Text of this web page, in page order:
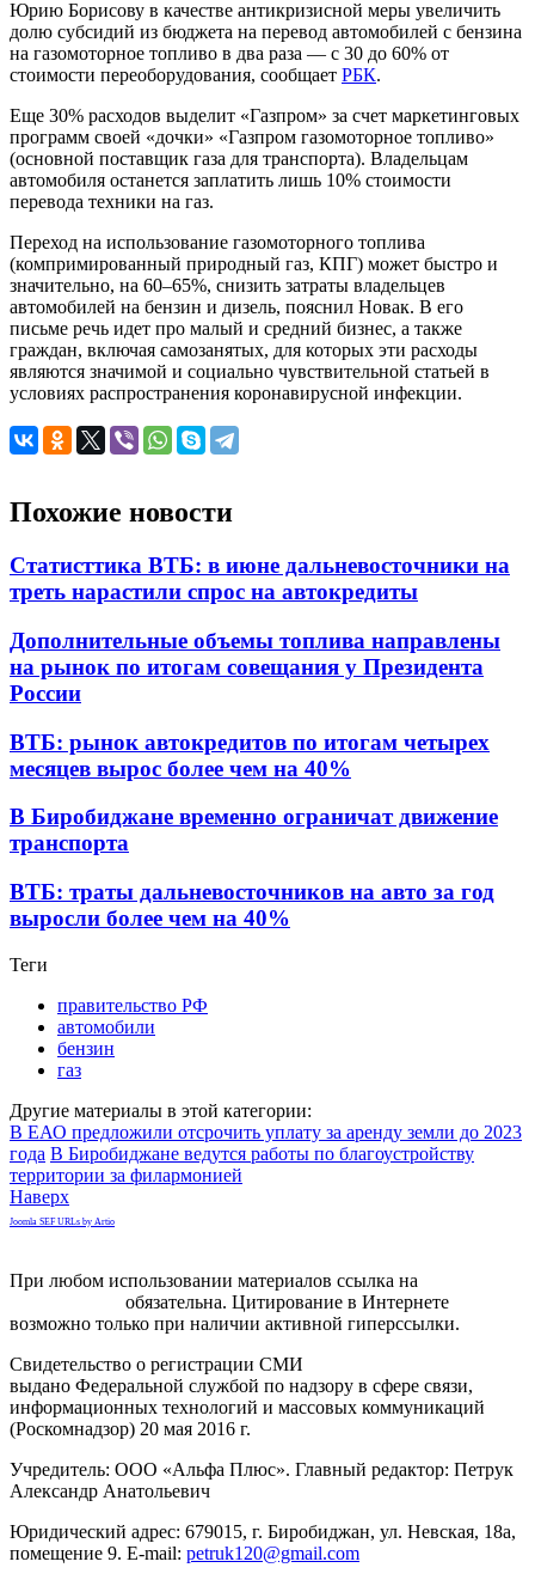
Юрию Борисову в качестве антикризисной меры увеличить
долю субсидий из бюджета на перевод автомобилей с бензина
на газомоторное топливо в два раза — с 30 до 60% от
стоимости переоборудования, сообщает РБК.
Еще 30% расходов выделит «Газпром» за счет маркетинговых
программ своей «дочки» «Газпром газомоторное топливо»
(основной поставщик газа для транспорта). Владельцам
автомобиля останется заплатить лишь 10% стоимости
перевода техники на газ.
Переход на использование газомоторного топлива
(компримированный природный газ, КПГ) может быстро и
значительно, на 60–65%, снизить затраты владельцев
автомобилей на бензин и дизель, пояснил Новак. В его
письме речь идет про малый и средний бизнес, а также
граждан, включая самозанятых, для которых эти расходы
являются значимой и социально чувствительной статьей в
условиях распространения коронавирусной инфекции.
Похожие новости
Статисттика ВТБ: в июне дальневосточники на
треть нарастили спрос на автокредиты
Дополнительные объемы топлива направлены
на рынок по итогам совещания у Президента
России
ВТБ: рынок автокредитов по итогам четырех
месяцев вырос более чем на 40%
В Биробиджане временно ограничат движение
транспорта
ВТБ: траты дальневосточников на авто за год
выросли более чем на 40%
Теги
правительство РФ
автомобили
бензин
газ
Другие материалы в этой категории:
В ЕАО предложили отсрочить уплату за аренду земли до 2023
года В Биробиджане ведутся работы по благоустройству
территории за филармонией
Наверх
Joomla SEF URLs by Artio
При любом использовании материалов ссылка на
обязательна. Цитирование в Интернете
возможно только при наличии активной гиперссылки.
Свидетельство о регистрации СМИ
выдано Федеральной службой по надзору в сфере связи,
информационных технологий и массовых коммуникаций
(Роскомнадзор) 20 мая 2016 г.
Учредитель: ООО «Альфа Плюс». Главный редактор: Петрук
Александр Анатольевич
Юридический адрес: 679015, г. Биробиджан, ул. Невская, 18а,
помещение 9. E-mail: petruk120@gmail.com